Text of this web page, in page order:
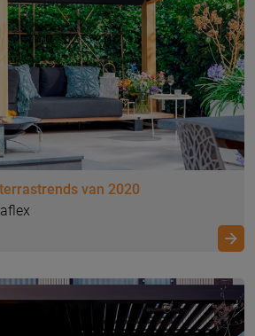
van 2020